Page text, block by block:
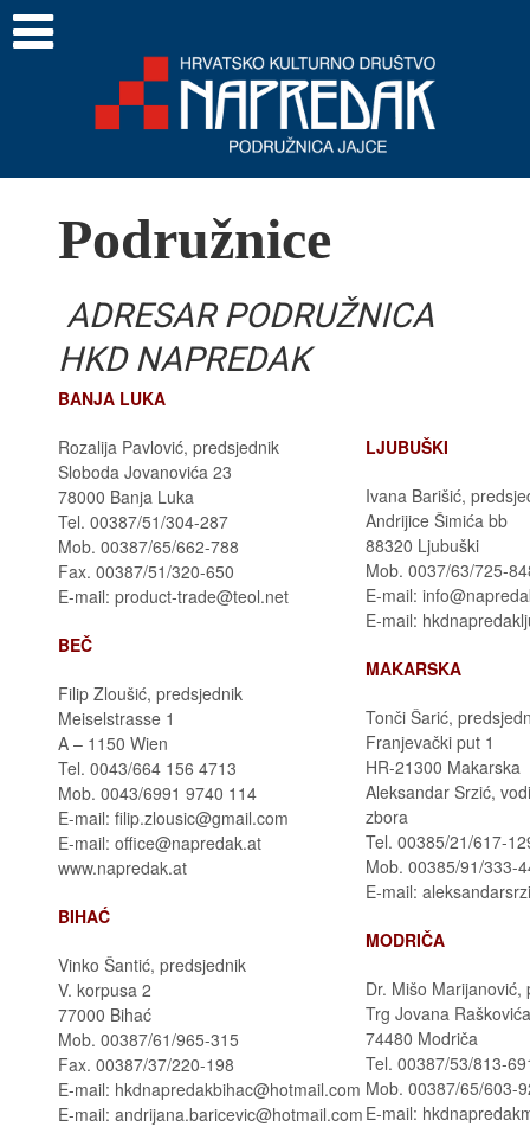
Podružnice
ADRESAR PODRUŽNICA
HKD NAPREDAK
BANJA LUKA
Rozalija Pavlović, predsjednik
Sloboda Jovanovića 23
78000 Banja Luka
Tel. 00387/51/304-287
Mob. 00387/65/662-788
Fax. 00387/51/320-650
E-mail: product-trade@teol.net
BEČ
Filip Zloušić, predsjednik
Meiselstrasse 1
A – 1150 Wien
Tel. 0043/664 156 4713
Mob. 0043/6991 9740 114
E-mail: filip.zlousic@gmail.com
E-mail: office@napredak.at
www.napredak.at
BIHAĆ
Vinko Šantić, predsjednik
V. korpusa 2
77000 Bihać
Mob. 00387/61/965-315
Fax. 00387/37/220-198
E-mail: hkdnapredakbihac@hotmail.com
E-mail: andrijana.baricevic@hotmail.com
LJUBUŠKI
Ivana Barišić,
Andrijice Šimića bb
88320 Ljubuški
Mob. 0037/63/725-
E-mail:
E-mail:
MAKARSKA
Tonči Šarić,
Franjevački put 1
HR-21300 Makarska
Aleksandar Srzić,
zbora
Tel. 00385/21/617-
Mob. 00385/91/333-
E-mail:
MODRIČA
Dr. Mišo Marijanović,
Trg Jovana
74480 Modriča
Tel. 00387/53/813-
Mob. 00387/65/603-
E-mail: